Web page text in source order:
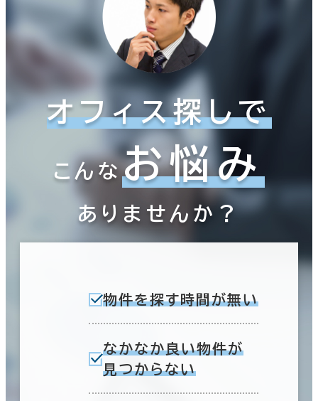
オフィス探しで
こんなお悩み
ありませんか？
物件を探す時間が無い
なかなか良い物件が
見つからない